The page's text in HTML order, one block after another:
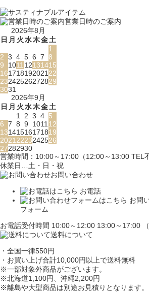
営業日時のご案内
2026年8月
日 月 火水木金土
1
2 3 4 5 6 7 8
9
1011 12131415
161718192021 22
23242526272829
3031
2026年9月
日 月 火水木金土
1
2 3 4 5
6 7 8 9 1011 12
13141516171819
2021 2223242526
27282930
営業時間：10:00～17:00（12:00～13:00 TEL
休業日…土・日・祝
お問い合わせ
お電話
お問
フォーム
お電話受付時間 10:00～12:00 13:00～17:00 （
送料について
・全国一律550円
・お買い上げ合計10,000円 以上で送料無料
※一部対象外商品がございます。
※北海道1,100円
、沖縄2,200円
※離島や大型商品は別途お見積りとなります。